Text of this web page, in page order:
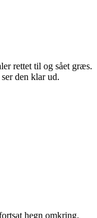
rettet til og sået græs.
den klar ud.
hegn omkring.